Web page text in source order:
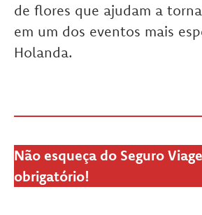
de flores que ajudam a
em um dos eventos mais
Holanda.
Não esqueça do Seguro
obrigatório!